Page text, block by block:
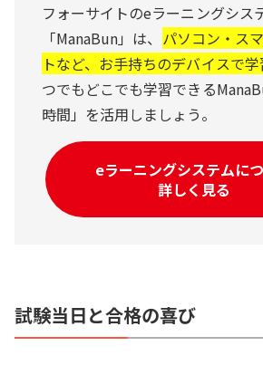
フォーサイトのeラーニングシス
「ManaBun」は、 パソコン・ス
トなど、お手持ちのデバイスで学
つでもどこでも学習できる
時間」を活用しましょう。
eラーニングシステムに
詳しく見る
試験当日と合格の喜び